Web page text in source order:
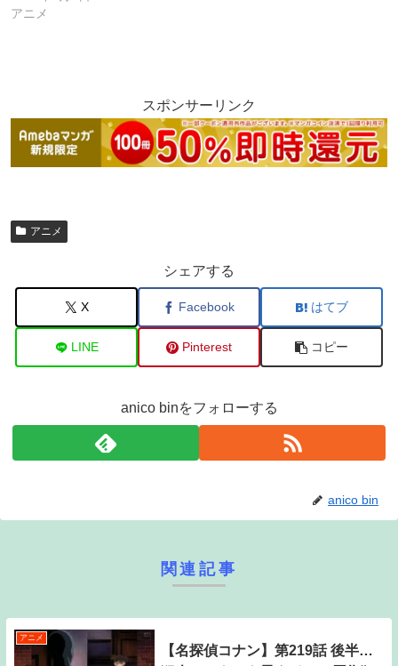
アニメ
スポンサーリンク
アニメ
シェアする
X Facebook はてブ
LINE Pinterest コピー
anico binをフォローする
anico bin
関連記事
アニメ
【名探偵コナン】第219話 後半…